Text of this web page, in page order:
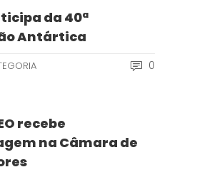
da 40ª
Antártica
0
recebe
na Câmara de